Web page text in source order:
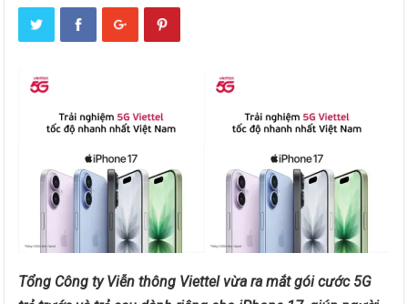
Tổng Công ty Viễn thông Viettel vừa ra mắt gói cước 5G